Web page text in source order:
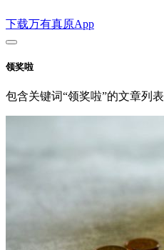
下载万有真原App
领奖啦
包含关键词“领奖啦”的文章列表